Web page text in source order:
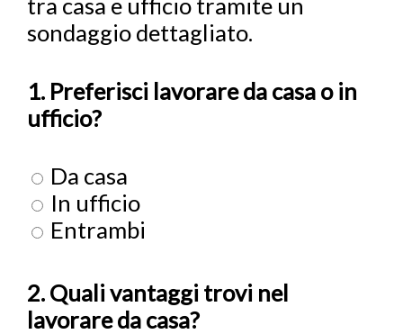
tra casa e ufficio tramite un
sondaggio dettagliato.
1. Preferisci lavorare da casa o in
ufficio?
Da casa
In ufficio
Entrambi
2. Quali vantaggi trovi nel
lavorare da casa?